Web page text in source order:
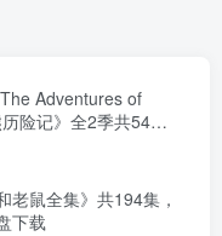
Adventures of
险记》全2季共54
英文字幕，百度云网
老鼠全集》共194集，
下载